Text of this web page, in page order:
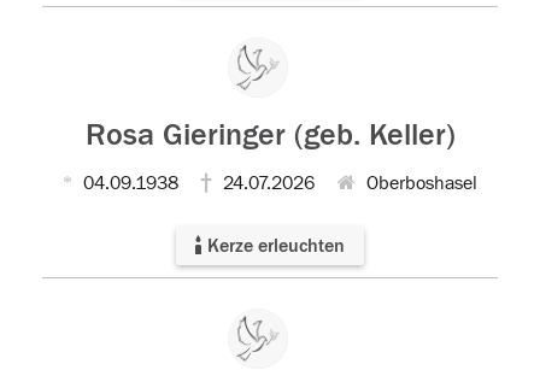
Rosa Gieringer (geb. Keller)
04.09.1938 24.07.2026 Oberboshasel
Kerze erleuchten